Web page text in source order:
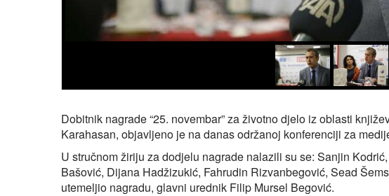
Dobitnik nagrade “25. novembar” za životno djelo iz oblasti
Karahasan, objavljeno je na danas održanoj konferenciji za
U stručnom žiriju za dodjelu nagrade nalazili su se: Sanjin
Bašović, Dijana Hadžizukić, Fahrudin Rizvanbegović, Sead
utemeljio nagradu, glavni urednik Filip Mursel Begović.